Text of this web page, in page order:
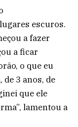
escuros.
a fazer
a ficar
o que eu
3 anos, de
que ele
lamentou a